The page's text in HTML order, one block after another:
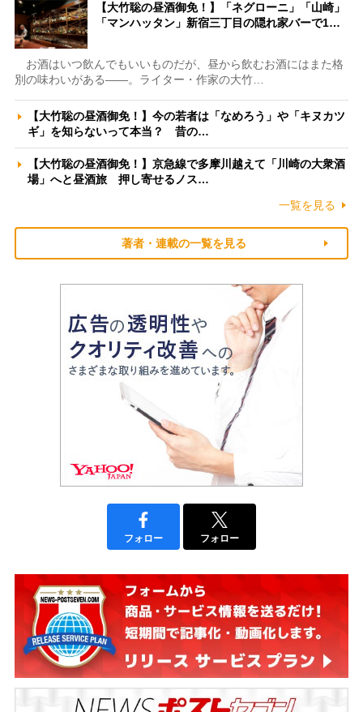
【大竹聡の昼酒御免！】「ネグローニ」「山崎」
「マンハッタン」新宿三丁目の隠れ家バーで1…
お酒はいつ飲んでもいいものだが、昼から飲むお酒にはまた格
別の味わいがある――。ライター・作家の大竹…
【大竹聡の昼酒御免！】今の若者は「なめろう」や「キヌカツ
ギ」を知らないって本当？ 昔の…
【大竹聡の昼酒御免！】京急線で多摩川越えて「川崎の大衆酒
場」へと昼酒旅 押し寄せるノス…
一覧を見る
著者・連載の一覧を見る
フォロー フォロー